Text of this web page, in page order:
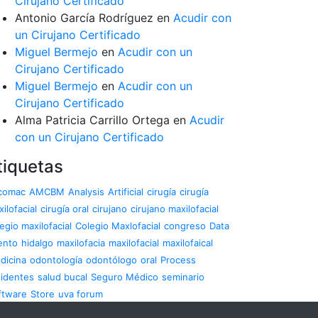
Antonio García Rodríguez en Acudir con
un Cirujano Certificado
Miguel Bermejo en Acudir con un
Cirujano Certificado
Miguel Bermejo en Acudir con un
Cirujano Certificado
Alma Patricia Carrillo Ortega en Acudir
con un Cirujano Certificado
AMCBM Analysis Artificial cirugía cirugía
cirugía oral cirujano cirujano maxilofacial
maxilofacial Colegio Maxlofacial congreso Data
hidalgo maxilofacia maxilofacial maxilofaical
odontología odontólogo oral Process
salud bucal Seguro Médico seminario
Store uva forum